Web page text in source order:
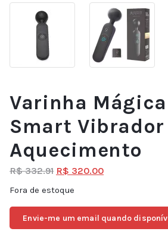
Varinha
Smart Vibrador
Aquecimento
R$332.91 R$ 320.00
Fora de estoque
Envie-me um email quando